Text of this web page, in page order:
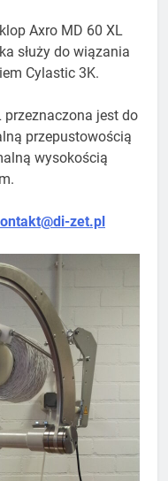
Axro MD 60 XL
służy do wiązania
Cylastic 3K.
przeznaczona jest do
przepustowością
wysokością
zet.pl